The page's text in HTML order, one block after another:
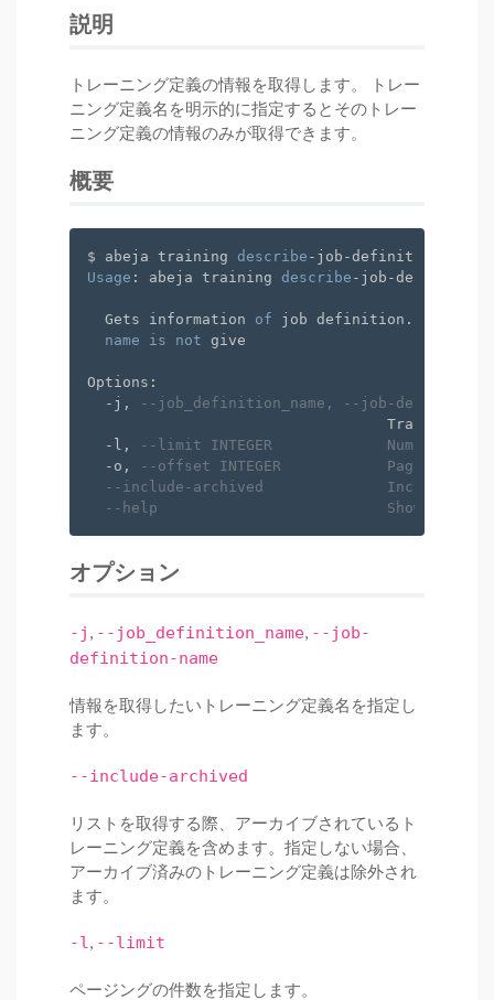
説明
トレーニング定義の情報を取得します。 トレー
ニング定義名を明示的に指定するとそのトレー
ニング定義の情報のみが取得できます。
概要
$ abeja training describe -job-definitions
Usage : abeja training describe -job-definitions
  Gets information
of job definition. Lists
name
is not give
Options:
  -j,
--job_definition_name, --job-definition-
Training
  -l,
--limit INTEGER             Number of
  -o,
--offset INTEGER            Paging start
--include-archived              Includes
--help                          Show this
オプション
-j , --job_definition_name, --job-
definition-name
情報を取得したいトレーニング定義名を指定し
ます。
--include-archived
リストを取得する際、アーカイブされているト
レーニング定義を含めます。指定しない場合、
アーカイブ済みのトレーニング定義は除外され
ます。
-l, --limit
ページングの件数を指定します。